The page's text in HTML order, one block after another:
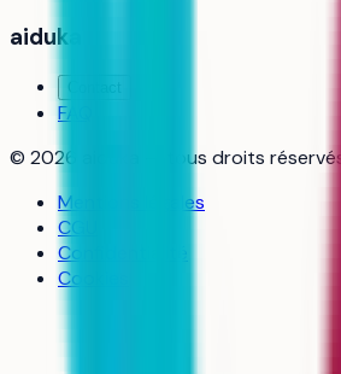
aiduka
FAQ
© 2026
aiduka — tous droits réservés
Mentions légales
CGU
Confidentialité
Cookies